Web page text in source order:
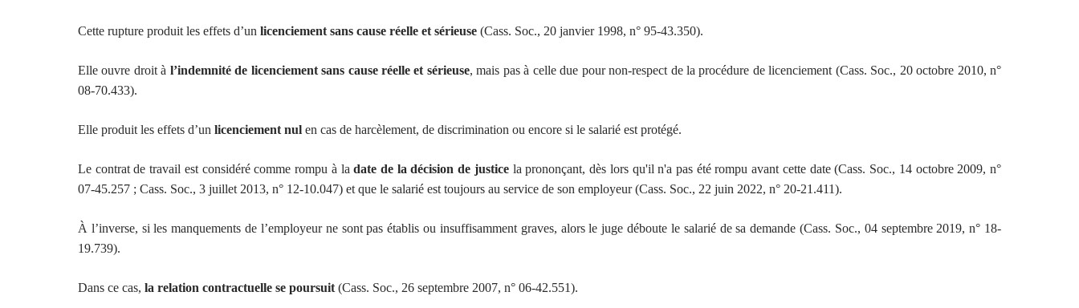
Cette rupture produit les effets d’un licenciement sans cause réelle et sérieuse (Cass. Soc., 20 janvier 1998, n° 95-43.350).
Elle ouvre droit à l’indemnité de licenciement sans cause réelle et sérieuse, mais pas à celle due pour non-respect de la procédure de licenciement (Cass. Soc., 20 octobre 2010, n°
08-70.433).
Elle produit les effets d’un licenciement nul en cas de harcèlement, de discrimination ou encore si le salarié est protégé.
Le contrat de travail est considéré comme rompu à ladate de la décision de justicela prononçant, dès lors qu'il n'a pas été rompu avant cette date (Cass. Soc., 14 octobre 2009, n°
07-45.257 ; Cass. Soc., 3 juillet 2013, n° 12-10.047) et que le salarié est toujours au service de son employeur (Cass. Soc., 22 juin 2022, n° 20-21.411).
À l’inverse, si les manquements de l’employeur ne sont pas établis ou insuffisamment graves, alors le juge déboute le salarié de sa demande (Cass. Soc., 04 septembre 2019, n° 18-
19.739).
Dans ce cas, la relation contractuelle se poursuit (Cass. Soc., 26 septembre 2007, n° 06-42.551).